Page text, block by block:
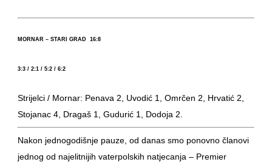
MORNAR – STARI GRAD 16:8
3:3 / 2:1 / 5:2 / 6:2
Strijelci / Mornar: Penava 2, Uvodić 1, Omrčen 2, Hrvatić 2,
Stojanac 4, Dragaš 1, Gudurić 1, Dodoja 2.
Nakon jednogodišnje pauze, od danas smo ponovno članovi
jednog od najelitnijih vaterpolskih natjecanja – Premier